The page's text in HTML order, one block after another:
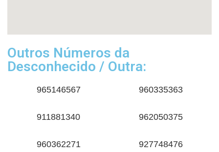
Outros Números da
Desconhecido / Outra:
965146567 960335363
911881340 962050375
960362271 927748476